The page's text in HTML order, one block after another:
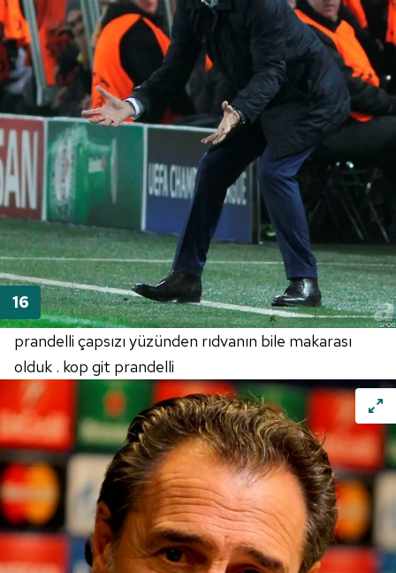
prandelli çapsızı yüzünden rıdvanın bile makarası
olduk . kop git prandelli